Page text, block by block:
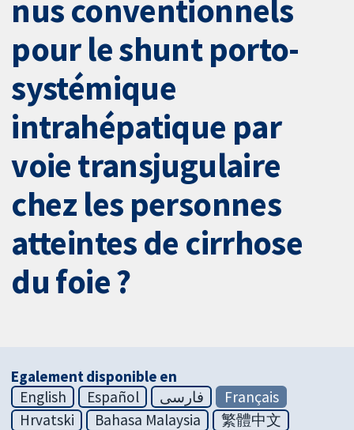
nus conventionnels
pour le shunt porto-
systémique
intrahépatique par
voie transjugulaire
chez les personnes
atteintes de cirrhose
du foie ?
Egalement disponible en
English
Español فارسی
Français
Hrvatski
Bahasa Malaysia 繁體中文